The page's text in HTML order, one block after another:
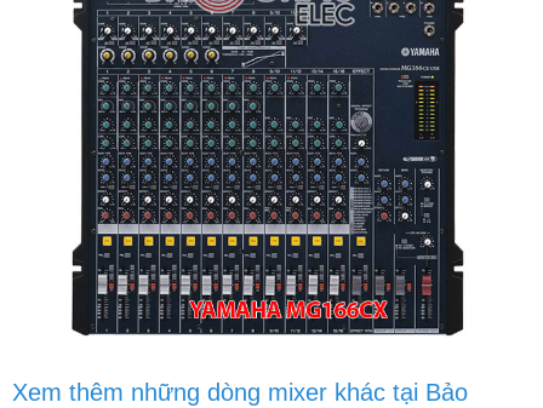
Xem thêm những dòng mixer khác tại Bảo